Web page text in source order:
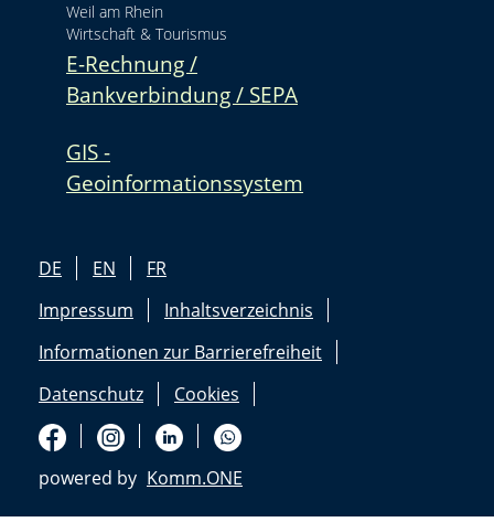
Weil am Rhein
Wirtschaft & Tourismus
E-Rechnung /
Bankverbindung / SEPA
GIS -
Geoinformationssystem
DE EN
FR
Impressum
Inhaltsverzeichnis
Informationen zur Barrierefreiheit
Datenschutz
Cookies
powered by Komm.ONE